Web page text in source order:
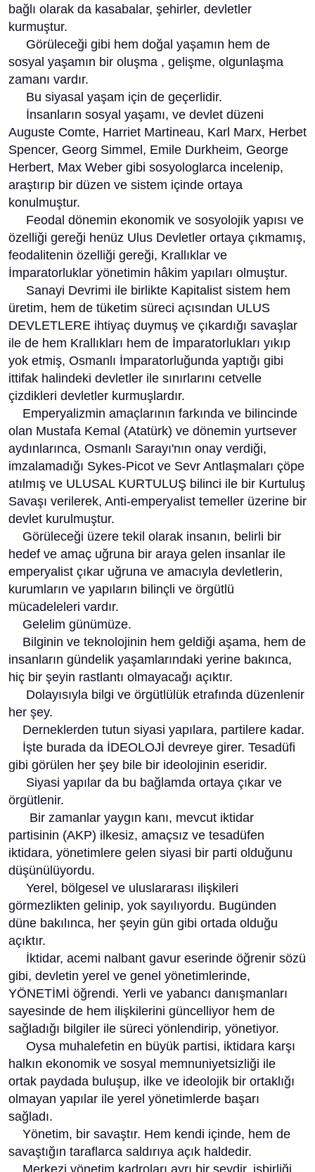
bağlı olarak da kasabalar, şehirler, devletler
kurmuştur.
Görüleceği gibi hem doğal yaşamın hem de
sosyal yaşamın bir oluşma , gelişme, olgunlaşma
zamanı vardır.
Bu siyasal yaşam için de geçerlidir.
İnsanların sosyal yaşamı, ve devlet düzeni
Auguste Comte, Harriet Martineau, Karl Marx, Herbet
Spencer, Georg Simmel, Emile Durkheim, George
Herbert, Max Weber gibi sosyologlarca incelenip,
araştırıp bir düzen ve sistem içinde ortaya
konulmuştur.
Feodal dönemin ekonomik ve sosyolojik yapısı ve
özelliği gereği henüz Ulus Devletler ortaya çıkmamış,
feodalitenin özelliği gereği, Krallıklar ve
İmparatorluklar yönetimin hâkim yapıları olmuştur.
Sanayi Devrimi ile birlikte Kapitalist sistem hem
üretim, hem de tüketim süreci açısından ULUS
DEVLETLERE ihtiyaç duymuş ve çıkardığı savaşlar
ile de hem Krallıkları hem de İmparatorlukları yıkıp
yok etmiş, Osmanlı İmparatorluğunda yaptığı gibi
ittifak halindeki devletler ile sınırlarını cetvelle
çizdikleri devletler kurmuşlardır.
Emperyalizmin amaçlarının farkında ve bilincinde
olan Mustafa Kemal (Atatürk) ve dönemin yurtsever
aydınlarınca, Osmanlı Sarayı'nın onay verdiği,
imzalamadığı Sykes-Picot ve Sevr Antlaşmaları çöpe
atılmış ve ULUSAL KURTULUŞ bilinci ile bir Kurtuluş
Savaşı verilerek, Anti-emperyalist temeller üzerine bir
devlet kurulmuştur.
Görüleceği üzere tekil olarak insanın, belirli bir
hedef ve amaç uğruna bir araya gelen insanlar ile
emperyalist çıkar uğruna ve amacıyla devletlerin,
kurumların ve yapıların bilinçli ve örgütlü
mücadeleleri vardır.
Gelelim günümüze.
Bilginin ve teknolojinin hem geldiği aşama, hem de
insanların gündelik yaşamlarındaki yerine bakınca,
hiç bir şeyin rastlantı olmayacağı açıktır.
Dolayısıyla bilgi ve örgütlülük etrafında düzenlenir
her şey.
Derneklerden tutun siyasi yapılara, partilere kadar.
İşte burada da İDEOLOJİ devreye girer. Tesadüfi
gibi görülen her şey bile bir ideolojinin eseridir.
Siyasi yapılar da bu bağlamda ortaya çıkar ve
örgütlenir.
Bir zamanlar yaygın kanı, mevcut iktidar
partisinin (AKP) ilkesiz, amaçsız ve tesadüfen
iktidara, yönetimlere gelen siyasi bir parti olduğunu
düşünülüyordu.
Yerel, bölgesel ve uluslararası ilişkileri
görmezlikten gelinip, yok sayılıyordu. Bugünden
düne bakılınca, her şeyin gün gibi ortada olduğu
açıktır.
İktidar, acemi nalbant gavur eserinde öğrenir sözü
gibi, devletin yerel ve genel yönetimlerinde,
YÖNETİMİ öğrendi. Yerli ve yabancı danışmanları
sayesinde de hem ilişkilerini güncelliyor hem de
sağladığı bilgiler ile süreci yönlendirip, yönetiyor.
Oysa muhalefetin en büyük partisi, iktidara karşı
halkın ekonomik ve sosyal memnuniyetsizliği ile
ortak paydada buluşup, ilke ve ideolojik bir ortaklığı
olmayan yapılar ile yerel yönetimlerde başarı
sağladı.
Yönetim, bir savaştır. Hem kendi içinde, hem de
savaştığın taraflarca saldırıya açık haldedir.
Merkezi yönetim kadroları ayrı bir şeydir, işbirliği